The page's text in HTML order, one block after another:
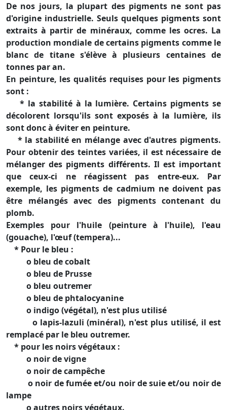
De nos jours, la plupart des pigments ne sont pas
d'origine industrielle. Seuls quelques pigments sont
extraits à partir de minéraux, comme les ocres. La
production mondiale de certains pigments comme le
blanc de titane s'élève à plusieurs centaines de
tonnes par an.
En peinture, les qualités requises pour les pigments
sont :
* la stabilité à la lumière. Certains pigments se
décolorent lorsqu'ils sont exposés à la lumière, ils
sont donc à éviter en peinture.
* la stabilité en mélange avec d'autres pigments.
Pour obtenir des teintes variées, il est nécessaire de
mélanger des pigments différents. Il est important
que ceux-ci ne réagissent pas entre-eux. Par
exemple, les pigments de cadmium ne doivent pas
être mélangés avec des pigments contenant du
plomb.
Exemples pour l'huile (peinture à l'huile), l'eau
(gouache), l'œuf (tempera)...
* Pour le bleu :
o bleu de cobalt
o bleu de Prusse
o bleu outremer
o bleu de phtalocyanine
o indigo (végétal), n'est plus utilisé
o lapis-lazuli (minéral), n'est plus utilisé, il est
remplacé par le bleu outremer.
* pour les noirs végétaux :
o noir de vigne
o noir de campêche
o noir de fumée et/ou noir de suie et/ou noir de
lampe
o autres noirs végétaux.